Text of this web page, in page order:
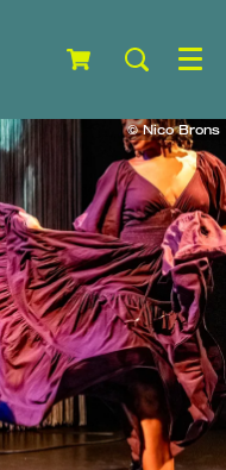
Menu
© Nico Brons